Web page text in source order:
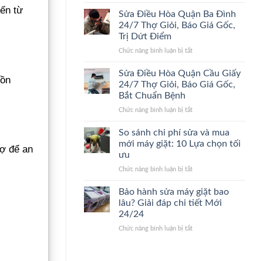
từ
để an
Giá
Gốc
Lão
Làng,
Bệnh,
Kết
Giá
Điều
Hòa
Xuân
Đến
Nhanh,
Bệnh,
Gốc
Sửa Điều Hòa Quận Ba Đình
24/7 Thợ Giỏi, Báo Giá Gốc,
Trị Dứt Điểm
Chức năng bình luận bị tắtở
Điều
Hòa
Đình
Thợ
Giỏi,
Báo
Gốc,
Dứt
Điểm
Sửa Điều Hòa Quận Cầu Giấy
24/7 Thợ Giỏi, Báo Giá Gốc,
Bắt Chuẩn Bệnh
Chức năng bình luận bị tắtở
Điều
Quận
Giấy
Thợ
Giỏi,
Gốc,
So sánh chi phí sửa và mua
mới máy giặt: 10 Lựa chọn tối
ưu
Chức năng bình luận bị tắtở
sánh
chi
và
Bảo hành sửa máy giặt bao
lâu? Giải đáp chi tiết Mới
24/24
Chức năng bình luận bị tắtở